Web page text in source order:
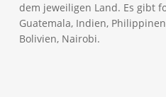
dem jeweiligen Land. Es gibt
Guatemala, Indien,
Bolivien, Nairobi.